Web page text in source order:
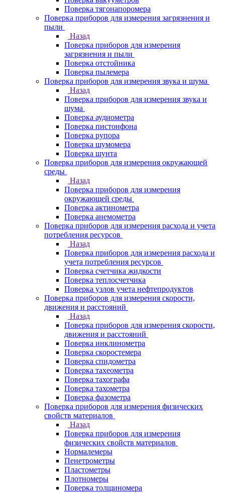
Поверка тягонапоромера
Поверка приборов для измерения загрязнения и
пыли
Назад
Поверка приборов для измерения
загрязнения и пыли
Поверка отстойника
Поверка пылемера
Поверка приборов для измерения звука и шума
Назад
Поверка приборов для измерения звука и
шума
Поверка аудиометра
Поверка пистонфона
Поверка рупора
Поверка шумомера
Поверка шунта
Поверка приборов для измерения окружающей
среды
Назад
Поверка приборов для измерения
окружающей среды
Поверка актинометра
Поверка анемометра
Поверка приборов для измерения расхода и учета
потребления ресурсов
Назад
Поверка приборов для измерения расхода и
учета потребления ресурсов
Поверка счетчика жидкости
Поверка теплосчетчика
Поверка узлов учета нефтепродуктов
Поверка приборов для измерения скорости,
движения и расстояний
Назад
Поверка приборов для измерения скорости,
движения и расстояний
Поверка инклинометра
Поверка скоростемера
Поверка спидометра
Поверка тахеометра
Поверка тахографа
Поверка тахометра
Поверка фазометра
Поверка приборов для измерения физических
свойств материалов
Назад
Поверка приборов для измерения
физических свойств материалов
Нормалемеры
Пенетрометры
Пластометры
Плотномеры
Поверка толщиномера